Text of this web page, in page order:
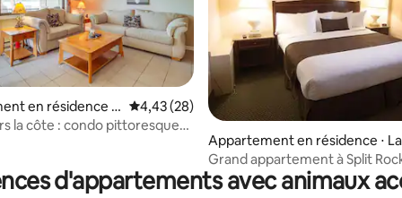
en résidence ⋅
Évaluation moyenne sur la base de 28
4,43 (28)
la côte : condo pittoresque
Appartement en résidence ⋅
ony
Grand appartement à Split
d'appartements avec animaux